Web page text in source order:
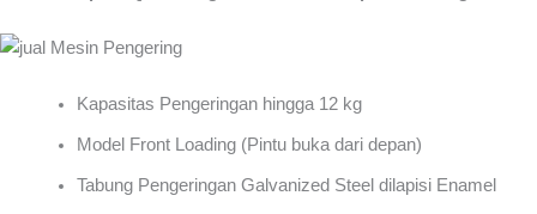
Kapasitas Pengeringan hingga 12 kg
Model Front Loading (Pintu buka dari depan)
Tabung Pengeringan Galvanized Steel dilapisi Enamel